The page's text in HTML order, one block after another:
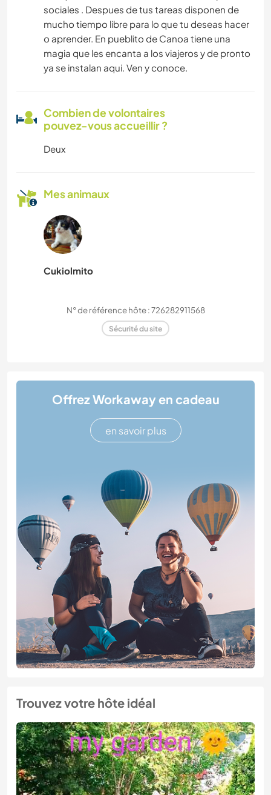
sociales . Despues de tus tareas disponen de
mucho tiempo libre para lo que tu deseas hacer
o aprender. En pueblito de Canoa tiene una
magia que les encanta a los viajeros y de pronto
ya se instalan aqui. Ven y conoce.
Combien de volontaires
pouvez-vous accueillir ?
Deux
Mes animaux
Cukiolmito
N° de référence hôte : 726282911568
Sécurité du site
Offrez Workaway en cadeau
en savoir plus
Trouvez votre hôte idéal